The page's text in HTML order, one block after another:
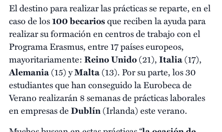
El destino para realizar las prácticas se reparte, en el
caso de los100 becariosque reciben la ayuda para
realizar su formación en centros de trabajo con el
Programa Erasmus, entre 17 países europeos,
mayoritariamente: Reino Unido(21),Italia(17),
Alemania(15) yMalta(13). Por su parte, los 30
estudiantes que han conseguido la Eurobeca de
Verano realizarán 8 semanas de prácticas laborales
en empresas deDublín(Irlanda) este verano.